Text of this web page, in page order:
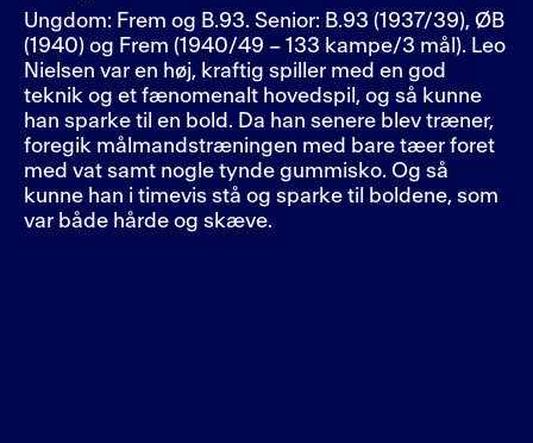
Ungdom: Frem og B.93. Senior: B.93 (1937/39), ØB
(1940) og Frem (1940/49 – 133 kampe/3 mål). Leo
Nielsen var en høj, kraftig spiller med en god
teknik og et fænomenalt hovedspil, og så kunne
han sparke til en bold. Da han senere blev træner,
foregik målmandstræningen med bare tæer foret
med vat samt nogle tynde gummisko. Og så
kunne han i timevis stå og sparke til boldene, som
var både hårde og skæve.